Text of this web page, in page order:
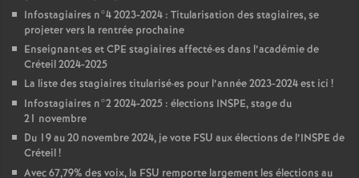
Infostagiaires n°4 2023-2024 : Titularisation des stagiaires, se
projeter vers la rentrée prochaine
Enseignant·es etCPE stagiaires affecté·es dans l’académie de
Créteil 2024-2025
La liste des stagiaires titularisé·es pour l’année 2023-2024 est ici !
Infostagiaires n°2 2024-2025 : élections INSPE, stage du
21 novembre
Du 19 au 20 novembre 2024, je vote FSU aux élections de l’INSPE de
Créteil!
Avec 67,79% des voix, la FSU remporte largement les élections au